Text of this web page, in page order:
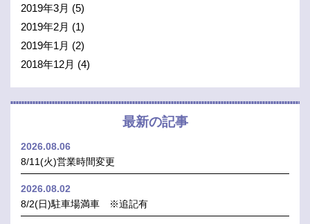
2019年3月 (5)
2019年2月 (1)
2019年1月 (2)
2018年12月 (4)
最新の記事
2026.08.06
8/11(火)営業時間変更
2026.08.02
8/2(日)駐車場満車 ※追記有